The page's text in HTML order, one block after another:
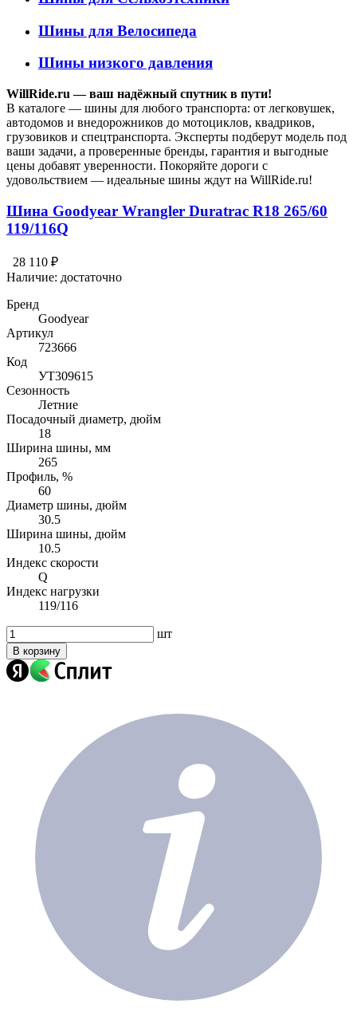
Шины для Велосипеда
Шины низкого давления
WillRide.ru — ваш надёжный спутник в пути!
В каталоге — шины для любого транспорта: от легковушек,
автодомов и внедорожников до мотоциклов, квадриков,
грузовиков и спецтранспорта. Эксперты подберут модель под
ваши задачи, а проверенные бренды, гарантия и выгодные
цены добавят уверенности. Покоряйте дороги с
удовольствием — идеальные шины ждут на WillRide.ru!
Шина Goodyear Wrangler Duratrac R18 265/60
119/116Q
28 110 ₽
Наличие: достаточно
Бренд
Goodyear
Артикул
723666
Код
УТ309615
Сезонность
Летние
Посадочный диаметр, дюйм
18
Ширина шины, мм
265
Профиль, %
60
Диаметр шины, дюйм
30.5
Ширина шины, дюйм
10.5
Индекс скорости
Q
Индекс нагрузки
119/116
шт
В корзину